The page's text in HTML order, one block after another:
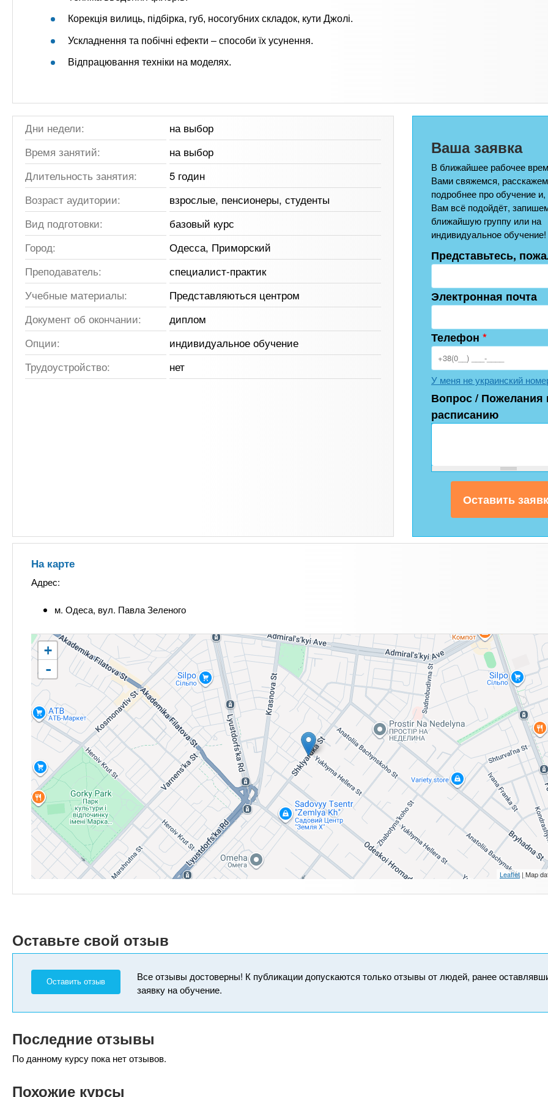
Корекція вилиць, підбірка, губ, носогубних складок, кути Джолі.
Ускладнення та побічні ефекти – способи їх усунення.
Відпрацювання техніки на моделях.
Дни недели:
на выбор
Время занятий:
на выбор
Длительность занятия:
5 годин
Возраст аудитории:
взрослые, пенсионеры, студенты
Вид подготовки:
базовый курс
Город:
Одесса, Приморский
Преподаватель:
специалист-практик
Учебные материалы:
Представляються центром
Документ об окончании:
диплом
Опции:
индивидуальное обучение
Трудоустройство:
нет
Ваша заявка
В ближайшее рабочее
Вами свяжемся, расскажем
подробнее про обучение
Вам всё подойдёт,
ближайшую группу или на
индивидуальное обучение!
Представьтесь,
Электронная почта
Телефон *
У меня не украинский
Вопрос / Пожелания
расписанию
На карте
Адрес:
м. Одеса, вул. Павла Зеленого
+
-
Leaflet| Map
Оставьте свой отзыв
Оставить отзыв
Все отзывы достоверны! К публикации допускаются только отзывы от людей, ранее
заявку на обучение.
Последние отзывы
По данному курсу пока нет отзывов.
Похожие курсы